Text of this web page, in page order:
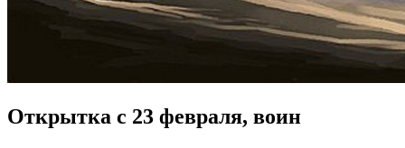
Открытка с 23 февраля, воин